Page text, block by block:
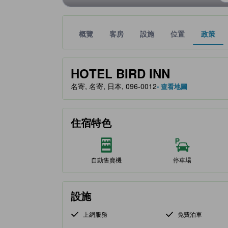
概覽 客房 設施 位置 政策
HOTEL BIRD INN
tooltip
金星評級由夥伴網站提供，反映住客對舒適度及設
名寄, 名寄, 日本, 096-0012- 查看地圖
住宿特色
自動售賣機 停車場
設施
上網服務 免費泊車